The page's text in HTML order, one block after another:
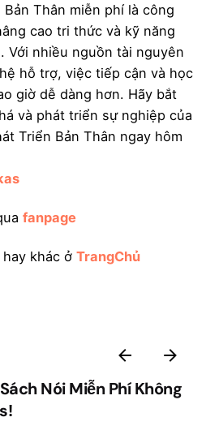
Bản Thân miễn phí là công
cao tri thức và kỹ năng
Với nhiều nguồn tài nguyên
hỗ trợ, việc tiếp cận và học
giờ dễ dàng hơn. Hãy bắt
và phát triển sự nghiệp của
Triển Bản Thân ngay hôm
fanpage
khác ở TrangChủ
Nói Miễn Phí Không